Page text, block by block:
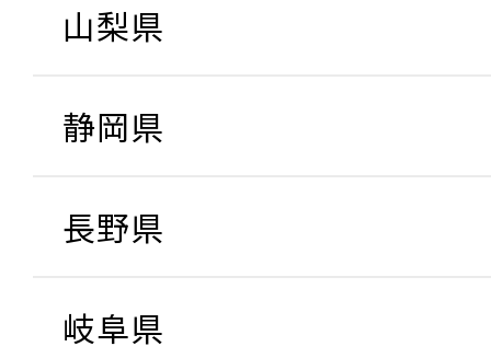
山梨県
静岡県
長野県
岐阜県